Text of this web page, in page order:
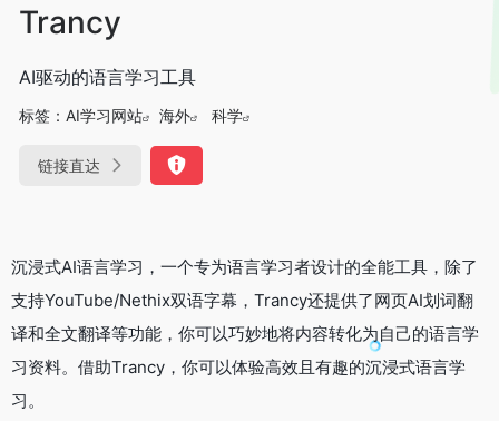
Trancy
AI驱动的语言学习工具
标签： AI学习网站 海外 科学
链接直达
沉浸式AI语言学习，一个专为语言学习者设计的全能工具，除了
支持YouTube/Nethix双语字幕，Trancy还提供了网页AI划词翻
译和全文翻译等功能，你可以巧妙地将内容转化为自己的语言学
习资料。借助Trancy，你可以体验高效且有趣的沉浸式语言学
习。